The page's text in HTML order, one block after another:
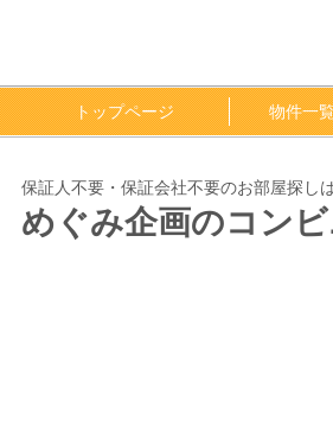
トップページ 物件一
保証人不要・保証会社不要のお部屋探し
めぐみ企画のコン